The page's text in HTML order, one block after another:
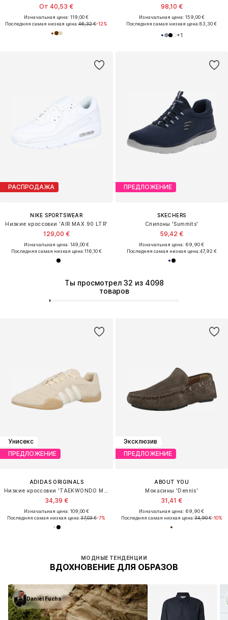
От 40,53 €
Изначальная цена: 119,00 €
Последняя самая низкая цена:46,32 €-12%
98,10 €
Изначальная цена: 159,00 €
Последняя самая низкая цена:83,30 €
+1
РАСПРОДАЖА
NIKE SPORTSWEAR
Низкие кроссовки 'AIR MAX 90 LTR'
129,00 €
Изначальная цена: 149,00 €
Последняя самая низкая цена:116,10 €
ПРЕДЛОЖЕНИЕ
SKECHERS
Слипоны 'Summits'
59,42 €
Изначальная цена: 69,90 €
Последняя самая низкая цена:47,92 €
Унисекс
ПРЕДЛОЖЕНИЕ
ADIDAS ORIGINALS
34,39 €
Изначальная цена: 109,00 €
Последняя самая низкая цена:37,03 €-7%
Ты просмотрел 32 из 4098
товаров
Эксклюзив
ПРЕДЛОЖЕНИЕ
ABOUT YOU
Мокасины 'Dennis'
31,41 €
Изначальная цена: 69,90 €
Последняя самая низкая цена:34,90 €-10%
МОДНЫЕ ТЕНДЕНЦИИ
ВДОХНОВЕНИЕ ДЛЯ ОБРАЗОВ
Daniel Fuchs